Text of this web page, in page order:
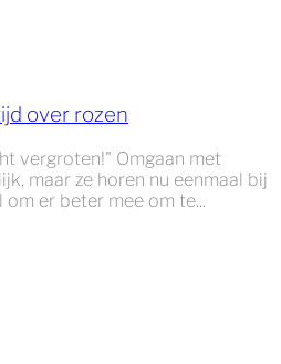
over rozen
vergroten!" Omgaan met
maar ze horen nu eenmaal bij
er beter mee om te...